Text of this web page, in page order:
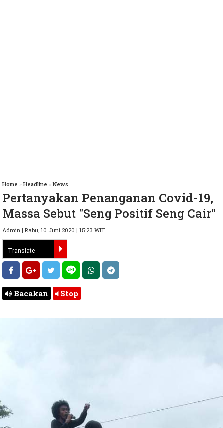
Home » Headline » News
Pertanyakan Penanganan Covid-19,
Massa Sebut "Seng Positif Seng Cair"
Admin | Rabu, 10 Juni 2020 | 15:23 WIT
Bacakan Stop